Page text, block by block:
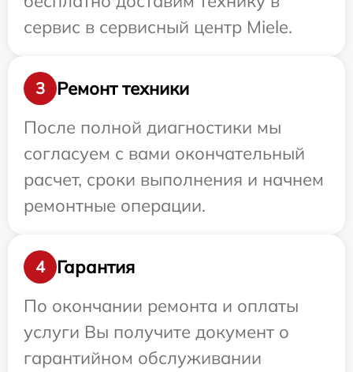
сервис в сервисный центр Miele.
3
Ремонт техники
После полной диагностики мы
согласуем с вами окончательный
расчет, сроки выполнения и начнем
ремонтные операции.
4
Гарантия
По окончании ремонта и оплаты
услуги Вы получите документ о
гарантийном обслуживании